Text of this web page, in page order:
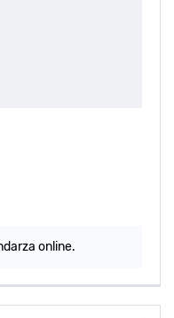
online.